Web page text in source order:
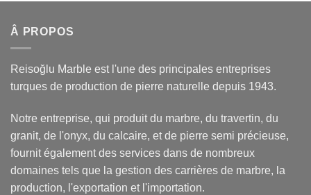
Â PROPOS
Reisoğlu Marble est l'une des principales entreprises
turques de production de pierre naturelle depuis 1943.
Notre entreprise, qui produit du marbre, du travertin, du
granit, de l'onyx, du calcaire, et de pierre semi précieuse,
fournit également des services dans de nombreux
domaines tels que la gestion des carrières de marbre, la
production, l'exportation et l'importation.